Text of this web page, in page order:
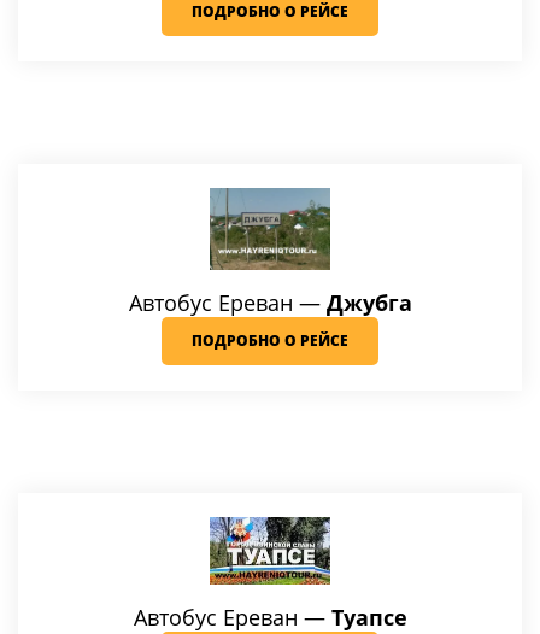
ПОДРОБНО О РЕЙСЕ
Автобус Ереван — Джубга
ПОДРОБНО О РЕЙСЕ
Автобус Ереван — Туапсе